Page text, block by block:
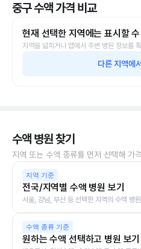
중구 수액 가격 비교
현재 선택한 지역에는 표시할
지역을 넓히거나 앱에서 주변 병원 정보를
다른 지역에
수액 병원 찾기
지역 또는 수액 종류를 먼저 선택해 가
지역 기준
전국/지역별 수액 병원 보기
서울, 강남, 부산 등 선택한 지역의 수액 병
수액 종류 기준
원하는 수액 선택하고 병원 보기